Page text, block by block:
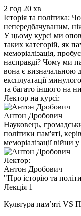
2 год 20 хв
Історія та політика:
непередбачуваним,
У цьому курсі ми
таких категорій, як
меморіалізація,
насправді? Чому ми
вона є визначальною
експлуатації
та багато іншого на
Лектор на курсі:
Антон Дробович
Науковець,
політики пам'яті,
меморіалізації війни
Лектор:
Антон Дробович
"Про історію та
Лекція 1
Культура пам’яті VS